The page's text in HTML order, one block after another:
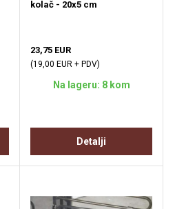
kolač - 20x5 cm
23,75 EUR
(19,00 EUR + PDV)
Na lageru: 8 kom
Detalji